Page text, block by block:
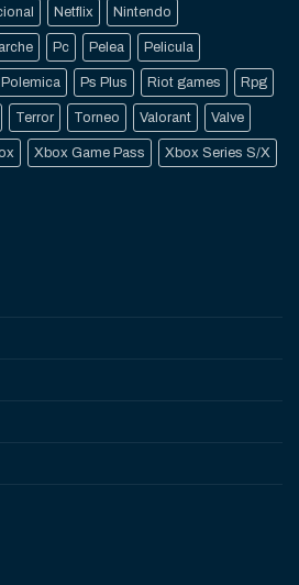
Netflix Nintendo
Pc Pelea Pelicula
Polemica Ps Plus Riot games Rpg
Terror Torneo Valorant Valve
Xbox Game Pass Xbox Series S/X